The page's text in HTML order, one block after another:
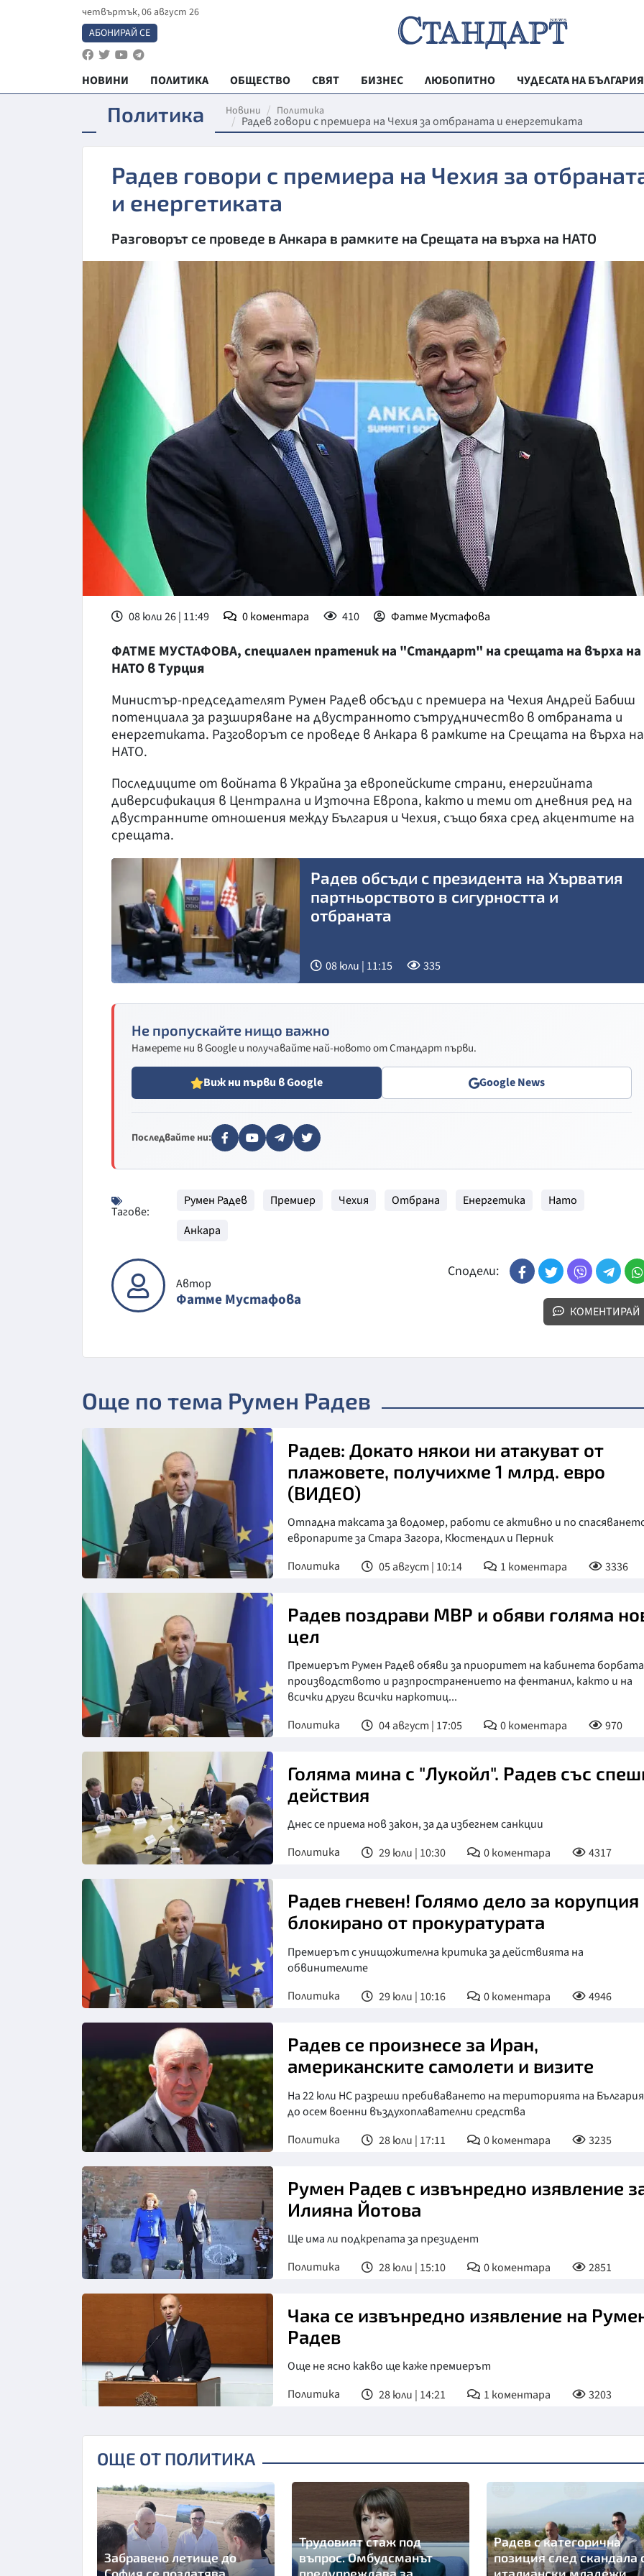
четвъртък, 06 август 26
АБОНИРАЙ СЕ
НОВИНИ ПОЛИТИКА ОБЩЕСТВО СВЯТ БИЗНЕС ЛЮБОПИТНО
ЧУДЕСАТА НА БЪЛГАРИЯ
ВЕСТНИК
ЗДРАВЕ
МОЯТ ГРАД
ТЕХНОЛОГИИ
ДА!НА
ДА! НА
КУЛТУРА
ПРАВОСЪДИЕ
КРИМИ
ВОЙНАТА В
Политика Новини Политика
Радев говори с премиера на Чехия за отбраната и енергетиката
Радев говори с премиера на Чехия за
и енергетиката
Разговорът се проведе в Анкара в рамките на Срещата на върха на НАТО
08 юли 26 | 11:49 0коментара 410 Фатме Мустафова
ФАТМЕ МУСТАФОВА, специален пратеник на "Стандарт" на срещата на върха на
НАТО в Турция
Министър-председателят Румен Радев обсъди с премиера на Чехия Андрей Бабиш
потенциала за разширяване на двустранното сътрудничество в отбраната и
енергетиката. Разговорът се проведе в Анкара в рамките на Срещата на върха на
НАТО.
Последиците от войната в Украйна за европейските страни, енергийната
диверсификация в Централна и Източна Европа, както и теми от дневния ред на
двустранните отношения между България и Чехия, също бяха сред акцентите на
срещата.
Радев обсъди с президента на Хърватия
партньорството в сигурността и
отбраната
08 юли | 11:15 335
Не пропускайте нищо важно
Намерете ни в Google и получавайте най-новото от Стандарт първи.
Виж ни първи в Google Google News
Последвайте ни:
Тагове:
Румен Радев Премиер Чехия Отбрана Енергетика
Нато
Анкара
Автор
Фатме Мустафова
Сподели:
КОМЕНТИРАЙ
Още по тема Румен Радев
Снимка: БТА
Радев: Докато някои ни атакуват от
плажовете, получихме 1 млрд. евро
(ВИДЕО)
Отпадна таксата за водомер, работи се активно и по
европарите за Стара Загора, Кюстендил и Перник
Политика
05 август | 10:14 1 коментара 3336
Снимка: БТА
Радев поздрави МВР и обяви голяма
цел
Премиерът Румен Радев обяви за приоритет на кабинета
производството и разпространението на фентанил, както и на
всички други всички наркотиц...
Политика
04 август | 17:05 0коментара 970
Голяма мина с "Лукойл". Радев със
действия
Днес се приема нов закон, за да избегнем санкции
Политика
29 юли | 10:30 0коментара 4317
Снимка: БТА
Радев гневен! Голямо дело за корупция
блокирано от прокуратурата
Премиерът с унищожителна критика за действията на
обвинителите
Политика
29 юли | 10:16 0коментара 4946
Снимка: БГНЕС
Радев се произнесе за Иран,
американските самолети и визите
На 22 юли НС разреши пребиваването на територията на
до осем военни въздухоплавателни средства
Политика
28 юли | 17:11 0коментара 3235
Румен Радев с извънредно изявление
Илияна Йотова
Ще има ли подкрепата за президент
Политика
28 юли | 15:10 0коментара 2851
Чака се извънредно изявление на
Радев
Още не ясно какво ще каже премиерът
Политика
28 юли | 14:21 1 коментара 3203
ОЩЕ ОТ ПОЛИТИКА
Забравено летище до
Трудовият стаж под
въпрос. Омбудсманът
Радев с категорична
позиция след скандала